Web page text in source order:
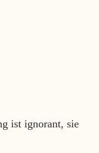
ist ignorant, sie